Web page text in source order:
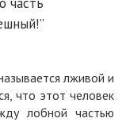
лживой и
что этот человек
лобной частью